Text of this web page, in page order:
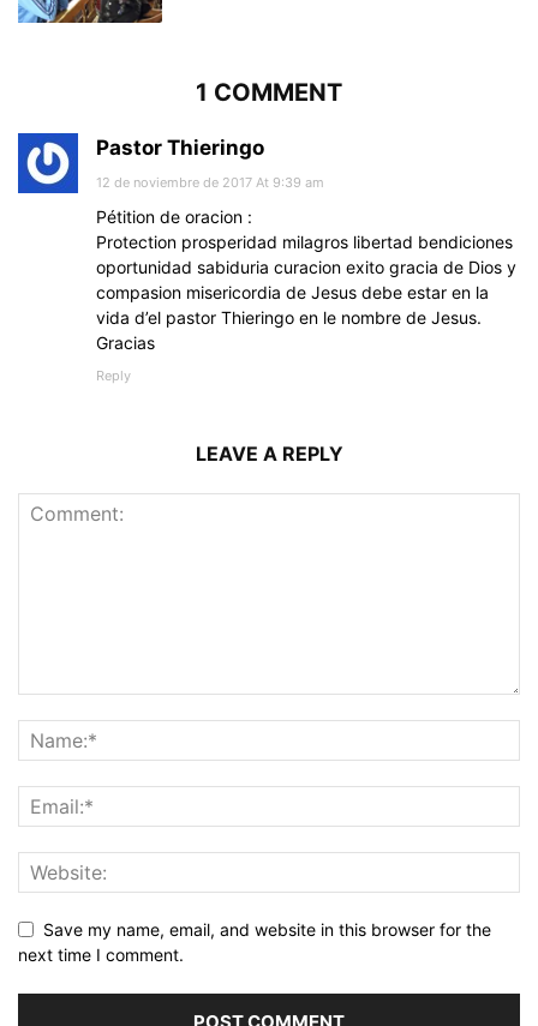
1 COMMENT
Pastor Thieringo
12 de noviembre de 2017 At 9:39 am
Pétition de oracion :
Protection prosperidad milagros libertad bendiciones
oportunidad sabiduria curacion exito gracia de Dios y
compasion misericordia de Jesus debe estar en la
vida d’el pastor Thieringo en le nombre de Jesus.
Gracias
Reply
LEAVE A REPLY
Save my name, email, and website in this browser for the
next time I comment.